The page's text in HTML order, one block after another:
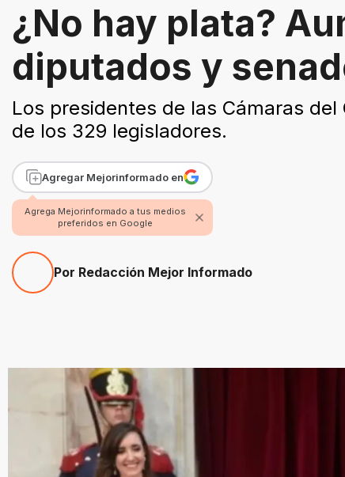
¿No hay plata?
diputados y
Los presidentes de las Cámaras
de los 329 legisladores.
Agregar Mejorinformado en
Agrega Mejorinformado a tus medios
preferidos en Google
Por Redacción Mejor Informado